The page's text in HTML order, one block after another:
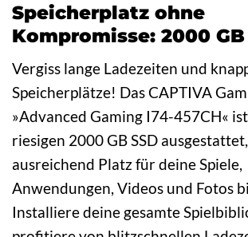
Speicherplatz ohne
Kompromisse: 2000 GB
Vergiss lange Ladezeiten und
Speicherplätze! Das CAPTIVA
»Advanced Gaming I74-457CH«
riesigen 2000 GB SSD
ausreichend Platz für deine Spiele,
Anwendungen, Videos und Fotos
Installiere deine gesamte